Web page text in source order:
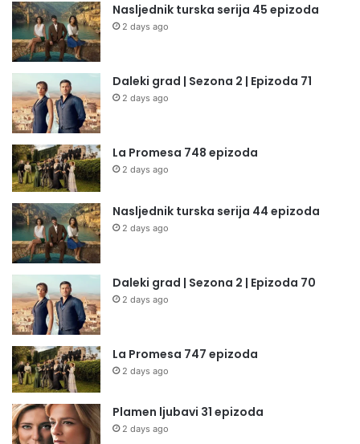
Nasljednik turska serija 45 epizoda
2 days ago
Daleki grad | Sezona 2 | Epizoda 71
2 days ago
La Promesa 748 epizoda
2 days ago
Nasljednik turska serija 44 epizoda
2 days ago
Daleki grad | Sezona 2 | Epizoda 70
2 days ago
La Promesa 747 epizoda
2 days ago
Plamen ljubavi 31 epizoda
2 days ago